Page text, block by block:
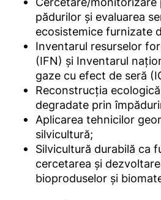
pădurilor și evaluarea
ecosistemice furnizate
Inventarul resurselor
(IFN) și Inventarul
gaze cu efect de seră
Reconstrucția
degradate prin
Aplicarea tehnicilor
silvicultură;
Silvicultură durabilă ca
cercetarea și
bioproduselor și